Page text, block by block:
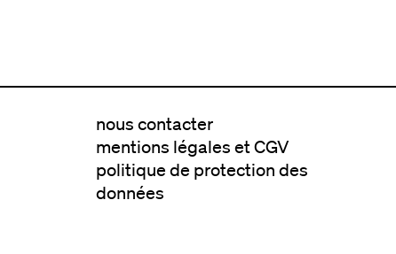
nous contacter
mentions légales et CGV
politique de protection des
données